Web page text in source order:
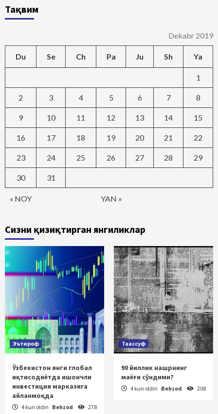
Тақвим
Dekabr 2019
Du Se Ch Pa Ju Sh Ya
« NOY YAN »
1
2 3 4 5 6 7 8
9 10 11 12 13 14 15
16 17 18 19 20 21 22
23 24 25 26 27 28 29
30 31
Сизни қизиқтирган янгиликлар
Эътироф
Ўзбекистон янги глобал
иқтисодиётда ишончли
инвестиция марказига
айланмоқда
4 kun oldin Behzod 278
Таассуф
90 йиллик нашрнинг
маёғи сўндими?
4 kun oldin Behzod 208